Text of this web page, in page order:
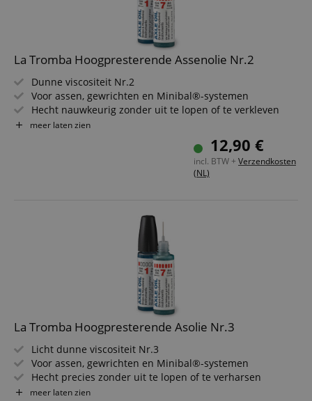
La Tromba Hoogpresterende Assenolie Nr.2
Dunne viscositeit Nr.2
Voor assen, gewrichten en Minibal®-systemen
Hecht nauwkeurig zonder uit te lopen of te verkleven
Dempt geluiden en verbetert de haptiek
13 ml inhoud met praktische applicator
meer laten zien
12,90 €
incl. BTW + Verzendkosten
(NL)
La Tromba Hoogpresterende Asolie Nr.3
Licht dunne viscositeit Nr.3
Voor assen, gewrichten en Minibal®-systemen
Hecht precies zonder uit te lopen of te verharsen
Dempt geluiden en verbetert de haptiek
meer laten zien